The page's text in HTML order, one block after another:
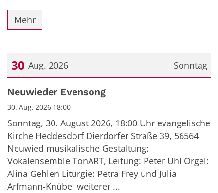
Mehr
Sonntag
30 Aug. 2026
Datum: 30. August 2026
Neuwieder Evensong
30. Aug. 2026 18:00
Sonntag, 30. August 2026, 18:00 Uhr evangelische
Kirche Heddesdorf Dierdorfer Straße 39, 56564
Neuwied musikalische Gestaltung:
Vokalensemble TonART, Leitung: Peter Uhl Orgel:
Alina Gehlen Liturgie: Petra Frey und Julia
Arfmann-Knübel weiterer ...